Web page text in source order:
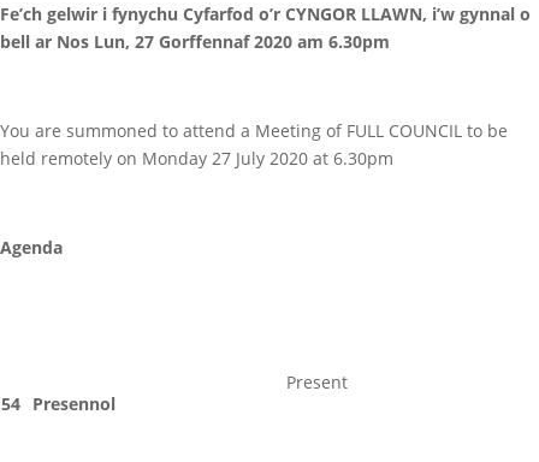
Fe’ch gelwir i fynychu Cyfarfod o’r CYNGOR LLAWN, i’w gynnal o
bell ar Nos Lun, 27 Gorffennaf 2020 am 6.30pm
You are summoned to attend a Meeting of FULL COUNCIL to be
held remotely on Monday 27 July 2020 at 6.30pm
Agenda
54 Presennol
Present